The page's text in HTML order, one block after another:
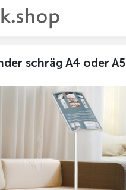
schräg A4 oder A5